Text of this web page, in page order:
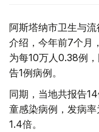
阿斯塔纳市卫生与
介绍，今年前7个月
为每10万人0.38例
告1例病例。
同期，当地共报告
童感染病例，发病
1.4倍。